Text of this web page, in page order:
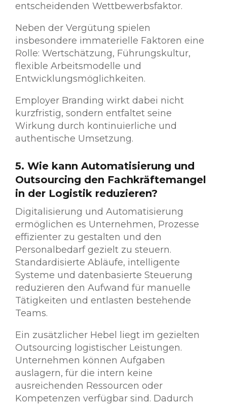
entscheidenden Wettbewerbsfaktor.
Neben der Vergütung spielen
insbesondere immaterielle Faktoren eine
Rolle: Wertschätzung, Führungskultur,
flexible Arbeitsmodelle und
Entwicklungsmöglichkeiten.
Employer Branding wirkt dabei nicht
kurzfristig, sondern entfaltet seine
Wirkung durch kontinuierliche und
authentische Umsetzung.
5. Wie kann Automatisierung und
Outsourcing den Fachkräftemangel
in der Logistik reduzieren?
Digitalisierung und Automatisierung
ermöglichen es Unternehmen, Prozesse
effizienter zu gestalten und den
Personalbedarf gezielt zu steuern.
Standardisierte Abläufe, intelligente
Systeme und datenbasierte Steuerung
reduzieren den Aufwand für manuelle
Tätigkeiten und entlasten bestehende
Teams.
Ein zusätzlicher Hebel liegt im gezielten
Outsourcing logistischer Leistungen.
Unternehmen können Aufgaben
auslagern, für die intern keine
ausreichenden Ressourcen oder
Kompetenzen verfügbar sind. Dadurch